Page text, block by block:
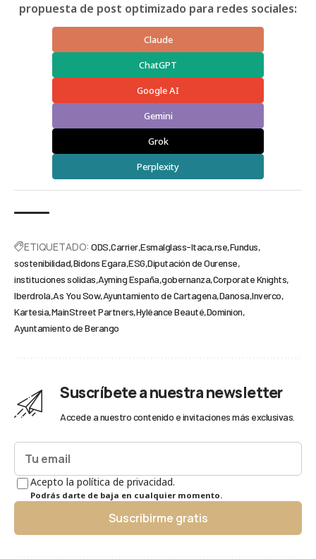
propuesta de post optimizado para redes sociales:
Claude
ChatGPT
Google AI
Gemini
Grok
Perplexity
ETIQUETADO: ODS Carrier Esmalglass-Itaca rse Fundus
sostenibilidad Bidons Egara ESG Diputación de Ourense
instituciones solidas Ayming España gobernanza Corporate Knights
Iberdrola As You Sow Ayuntamiento de Cartagena Danosa Inverco
Kartesia MainStreet Partners Hyléance Beauté Dominion
Ayuntamiento de Berango
Suscríbete a nuestra newsletter
Accede a nuestro contenido e invitaciones más exclusivas.
Acepto la política de privacidad.
Podrás darte de baja en cualquier momento.
Suscribirme gratis